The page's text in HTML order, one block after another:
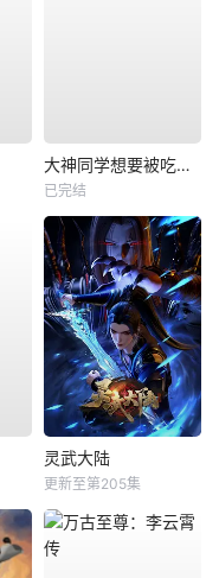
大神同学想要被吃掉BD版
已完结
灵武大陆
更新至第205集